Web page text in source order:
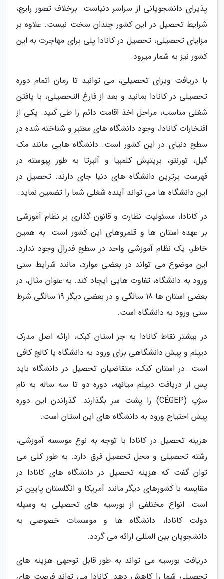
پذیرای دانشجویانی از سراسر دنیاست. برخلاف تصور رایج،
شرایط تحصیل در این کشور چندان سخت نیست. علاوه بر
مزایای تحصیلی، تحصیل در کانادا پلی برای مهاجرت به این
کشور نیز به شمار میرود.
با دریافت ویزای تحصیلی، می توانید تا زمان اتمام دوره
تحصیلی در کانادا بمانید و بعد از فارغ التحصیلی، با یافتن
شغلی مناسب، مراحل اخذ اقامت دائم را طی کنید. یکی از
افتخارات کانادا، وجود دانشگاه های معتبر و شناخته شده در
سطح دنیای در این کشور است. دانشگاه هایی مانند مک
گیل، تورنتو، بریتیش کلمبیا و آلبرتا به طور پیوسته در
فهرست برترین دانشگاه های دنیا جای دارند. تحصیل در
این دانشگاه ها می تواند آینده شغلی شما را تضمین نماید.
در کانادا، مسئولیت نظارت و قانون گذاری بر نظام آموزشی
بر عهده استان ها و قلمروهای این کشور است. به همین
خاطر، یک نظام آموزشی واحد در سطح فدرال وجود ندارد.
این موضوع می تواند در بعضی موارد، مانند شرایط سنی
ورود به دانشگاه، تفاوت هایی ایجاد کند. به عنوان مثال، در
بعضی استان ها 18 سالگی و در بعضی دیگر 19 سالگی شرط
سنی ورود به دانشگاه است.
در بیشتر نقاط کانادا به جز استان کبک، ارائه اصل مدرک
دیپلم و پیش دانشگاهی برای ورود به دانشگاه یا کالج کافی
است. در استان کبک، متقاضیان تحصیل در دانشگاه باید
پس از دریافت دیپلم میانهه، دوره دو تا سه ساله به نام
سژپ (CÉGEP) را پشت سر بگذارند. گذراندن این دوره
پیش احتیاج ورود به دانشگاه های این استان است.
هزینه تحصیل در کانادا با توجه به نوع موسسه آموزشی،
رشته تحصیلی و محل تحصیل فرق دارد. به طور کلی می
توان گفت که هزینه تحصیل در دانشگاه های کانادا در
مقایسه با کشورهای دیگر مانند آمریکا و انگلستان پایین تر
است. انواع مختلفی از بورسیه های تحصیلی به وسیله
دولت کانادا، دانشگاه ها و موسسات خصوصی به
دانشجویان بین المللی ارائه می گردد.
دریافت بورسیه می تواند به طور قابل توجهی هزینه های